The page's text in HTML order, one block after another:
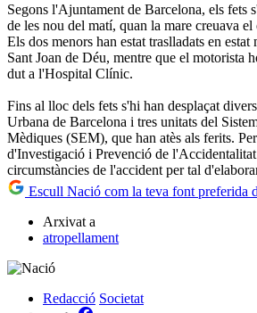
Segons l'Ajuntament de Barcelona, els fets
de les nou del matí, quan la mare creuava
Els dos menors han estat traslladats en
Sant Joan de Déu, mentre que el motorista
dut a l'Hospital Clínic.
Fins al lloc dels fets s'hi han desplaçat
Urbana de Barcelona i tres unitats del
Mèdiques (SEM), que han atès als ferits.
d'Investigació i Prevenció de
circumstàncies de l'accident per tal
Escull Nació com la teva font preferida
Arxivat a
atropellament
Redacció Societat